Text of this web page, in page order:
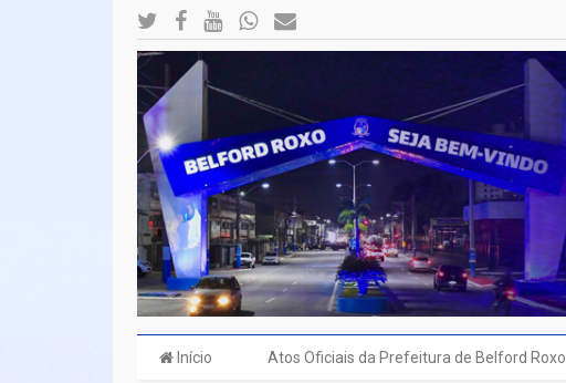
Início Atos Oficiais da Prefeitura de Belford Roxo